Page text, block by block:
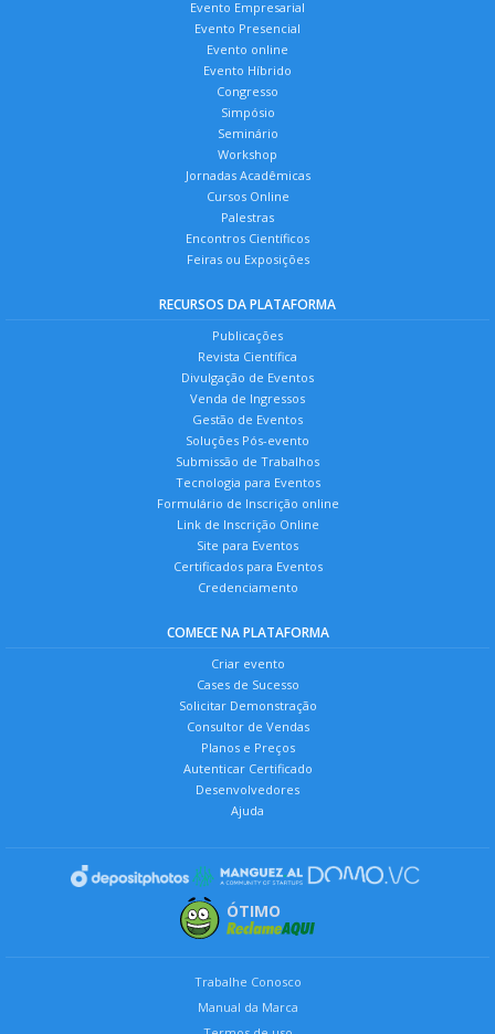
Evento Empresarial
Evento Presencial
Evento online
Evento Híbrido
Congresso
Simpósio
Seminário
Workshop
Jornadas Acadêmicas
Cursos Online
Palestras
Encontros Científicos
Feiras ou Exposições
RECURSOS DA PLATAFORMA
Publicações
Revista Científica
Divulgação de Eventos
Venda de Ingressos
Gestão de Eventos
Soluções Pós-evento
Submissão de Trabalhos
Tecnologia para Eventos
Formulário de Inscrição online
Link de Inscrição Online
Site para Eventos
Certificados para Eventos
Credenciamento
COMECE NA PLATAFORMA
Criar evento
Cases de Sucesso
Solicitar Demonstração
Consultor de Vendas
Planos e Preços
Autenticar Certificado
Desenvolvedores
Ajuda
ÓTIMO
Trabalhe Conosco
Manual da Marca